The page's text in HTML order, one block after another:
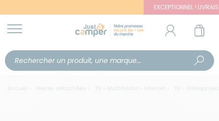
EXCEPTIONNEL ! LIVRAISON
Accueil Pièces détachées TV - Multimédia - Internet TV -